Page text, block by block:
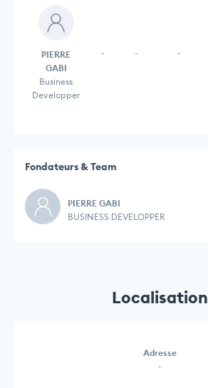
PIERRE
GABI
Business
Developper
- - -
Fondateurs & Team
PIERRE GABI
BUSINESS DEVELOPPER
Localisation
Adresse
-